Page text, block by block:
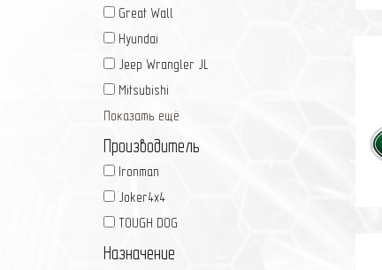
Great Wall
Hyundai
Jeep Wrangler JL
Mitsubishi
Показать ещё
Производитель
Ironman
Joker4x4
TOUGH DOG
Назначение